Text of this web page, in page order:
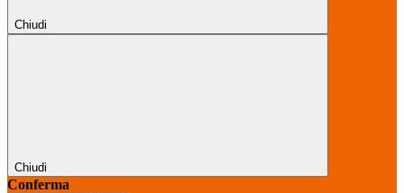
Chiudi
Chiudi
Conferma